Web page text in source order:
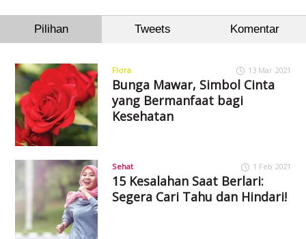
Pilihan Tweets Komentar
Flora 13 Mar 2021
Bunga Mawar, Simbol Cinta
yang Bermanfaat bagi
Kesehatan
Sehat 1 Feb 2021
15 Kesalahan Saat Berlari:
Segera Cari Tahu dan Hindari!